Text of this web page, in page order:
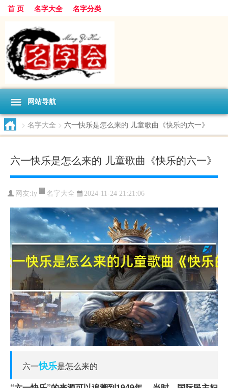
首 页 名字大全 名字分类
网站导航
> 名字大全 > 六一快乐是怎么来的 儿童歌曲《快乐的六一》
六一快乐是怎么来的 儿童歌曲《快乐的六一》
网友: ly 名字大全 2024-11-24 21:21:06
六一快乐是怎么来的